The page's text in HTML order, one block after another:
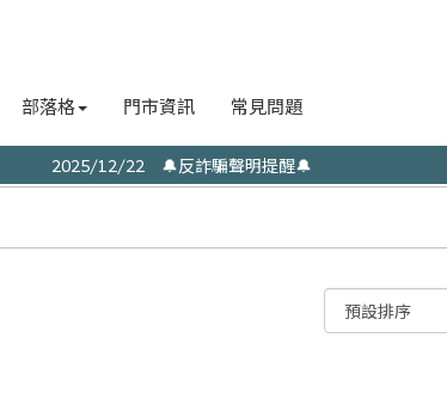
部落格 門市資訊 常見問題
2025/12/22 🔔反詐騙聲明提醒🔔